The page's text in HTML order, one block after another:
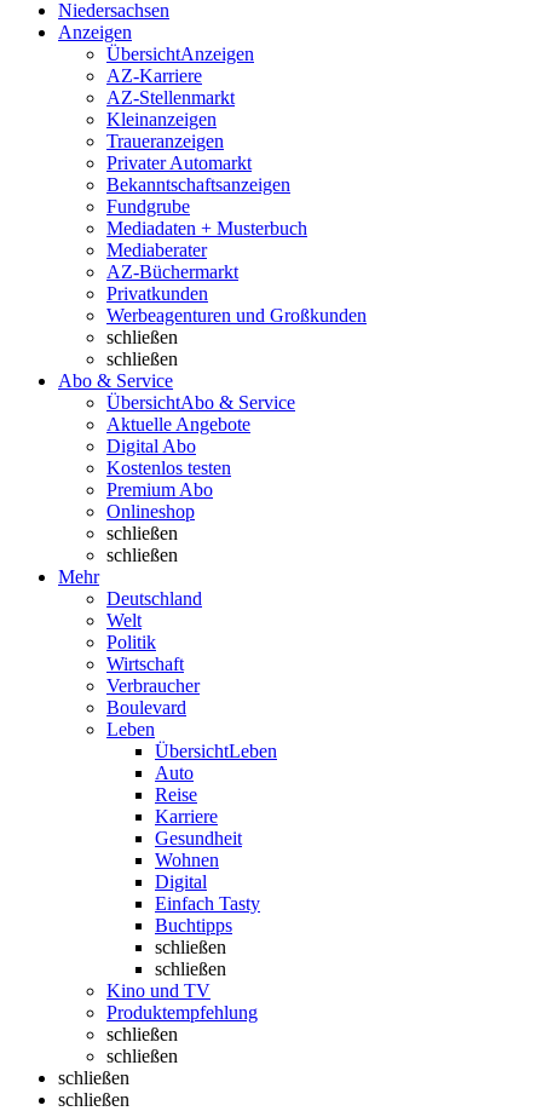
Niedersachsen
Anzeigen
ÜbersichtAnzeigen
AZ-Karriere
AZ-Stellenmarkt
Kleinanzeigen
Traueranzeigen
Privater Automarkt
Bekanntschaftsanzeigen
Fundgrube
Mediadaten + Musterbuch
Mediaberater
AZ-Büchermarkt
Privatkunden
Werbeagenturen und Großkunden
schließen
schließen
Abo & Service
ÜbersichtAbo & Service
Aktuelle Angebote
Digital Abo
Kostenlos testen
Premium Abo
Onlineshop
schließen
schließen
Mehr
Deutschland
Welt
Politik
Wirtschaft
Verbraucher
Boulevard
Leben
ÜbersichtLeben
Auto
Reise
Karriere
Gesundheit
Wohnen
Digital
Einfach Tasty
Buchtipps
schließen
schließen
Kino und TV
Produktempfehlung
schließen
schließen
schließen
schließen